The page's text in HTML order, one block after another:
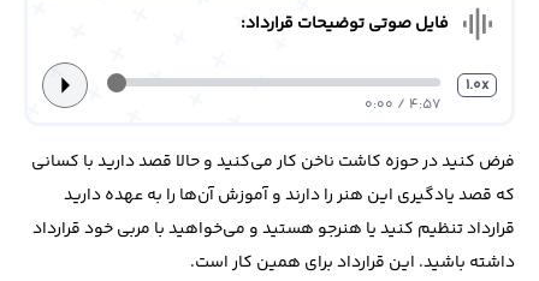
graphic_eq فایل صوتی توضیحات قرارداد:
1.0x
4:57 / 0:00
arrow_right
فرض کنید در حوزه کاشت ناخن کار می‌کنید و حالا قصد دارید با کسانی
که قصد یادگیری این هنر را دارند و آموزش آن‌ها را به عهده دارید
قرارداد تنظیم کنید یا هنرجو هستید و می‌خواهید با مربی خود قرارداد
داشته باشید. این قرارداد برای همین کار است.